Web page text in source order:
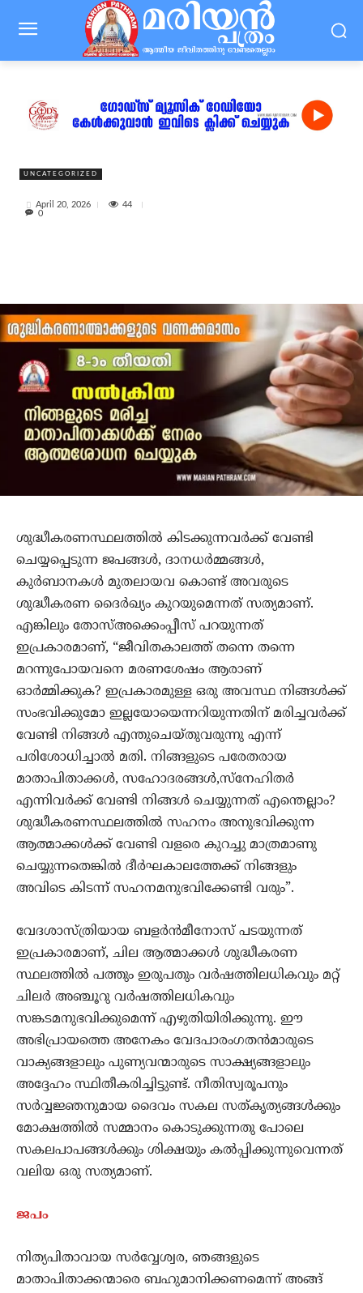
UNCATEGORIZED
April 20, 2026
44
0
ശുദ്ധീകരണസ്ഥലത്തില്‍ കിടക്കുന്നവര്‍ക്ക് വേണ്ടി
ചെയ്യപ്പെടുന്ന ജപങ്ങള്‍, ദാനധര്‍മ്മങ്ങള്‍,
കുര്‍ബാനകള്‍ മുതലായവ കൊണ്ട് അവരുടെ
ശുദ്ധീകരണ ദൈര്‍ഖ്യം കുറയുമെന്നത് സത്യമാണ്.
എങ്കിലും തോസ്അക്കെംപ്പീസ് പറയുന്നത്
ഇപ്രകാരമാണ്, “ജീവിതകാലത്ത് തന്നെ തന്നെ
മറന്നുപോയവനെ മരണശേഷം ആരാണ്
ഓര്‍മ്മിക്കുക? ഇപ്രകാരമുള്ള ഒരു അവസ്ഥ നിങ്ങള്‍ക്ക്
സംഭവിക്കുമോ ഇല്ലയോയെന്നറിയുന്നതിന് മരിച്ചവര്‍ക്ക്
വേണ്ടി നിങ്ങള്‍ എന്തുചെയ്തുവരുന്നു എന്ന്‍
പരിശോധിച്ചാല്‍ മതി. നിങ്ങളുടെ പരേതരായ
മാതാപിതാക്കള്‍, സഹോദരങ്ങള്‍,സ്നേഹിതര്‍
എന്നിവര്‍ക്ക് വേണ്ടി നിങ്ങള്‍ ചെയ്യുന്നത് എന്തെല്ലാം?
ശുദ്ധീകരണസ്ഥലത്തില്‍ സഹനം അനുഭവിക്കുന്ന
ആത്മാക്കള്‍ക്ക് വേണ്ടി വളരെ കുറച്ചു മാത്രമാണു
ചെയ്യുന്നതെങ്കില്‍ ദീര്‍ഘകാലത്തേക്ക് നിങ്ങളും
അവിടെ കിടന്ന്‍ സഹനമനുഭവിക്കേണ്ടി വരും”.
വേദശാസ്ത്രിയായ ബളര്‍ന്‍മീനോസ് പടയുന്നത്
ഇപ്രകാരമാണ്, ചില ആത്മാക്കള്‍ ശുദ്ധീകരണ
സ്ഥലത്തില്‍ പത്തും ഇരുപതും വര്‍ഷത്തിലധികവും മറ്റ്
ചിലര്‍ അഞ്ചൂറു വര്‍ഷത്തിലധികവും
സങ്കടമനുഭവിക്കുമെന്ന് എഴുതിയിരിക്കുന്നു. ഈ
അഭിപ്രായത്തെ അനേകം വേദപാരംഗതന്‍മാരുടെ
വാക്യങ്ങളാലും പുണ്യവന്മാരുടെ സാക്ഷ്യങ്ങളാലും
അദ്ദേഹം സ്ഥിതീകരിച്ചിട്ടുണ്ട്. നീതിസ്വരൂപനും
സര്‍വ്വജ്ഞനുമായ ദൈവം സകല സത്കൃത്യങ്ങള്‍ക്കും
മോക്ഷത്തില്‍ സമ്മാനം കൊടുക്കുന്നതു പോലെ
സകലപാപങ്ങള്‍ക്കും ശിക്ഷയും കല്‍പ്പിക്കുന്നുവെന്നത്
വലിയ ഒരു സത്യമാണ്.
ജപം
നിത്യപിതാവായ സര്‍വ്വേശ്വര, ഞങ്ങളുടെ
മാതാപിതാക്കന്മാരെ ബഹുമാനിക്കണമെന്ന് അങ്ങ്